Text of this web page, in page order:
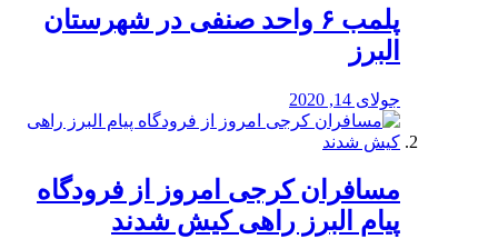
پلمب ۶ واحد صنفی در شهرستان
البرز
جولای 14, 2020
مسافران کرجی امروز از فرودگاه
پیام البرز راهی کیش شدند